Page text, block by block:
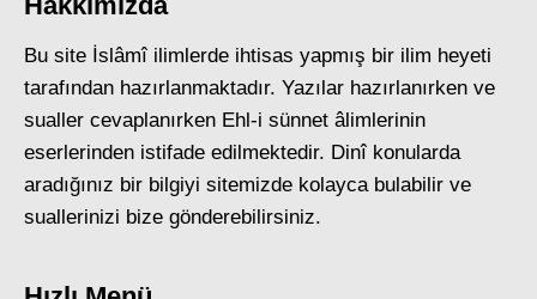
Bu site İslâmî ilimlerde ihtisas yapmış bir ilim heyeti
tarafından hazırlanmaktadır. Yazılar hazırlanırken ve
sualler cevaplanırken Ehl-i sünnet âlimlerinin
eserlerinden istifade edilmektedir. Dinî konularda
aradığınız bir bilgiyi sitemizde kolayca bulabilir ve
suallerinizi bize gönderebilirsiniz.